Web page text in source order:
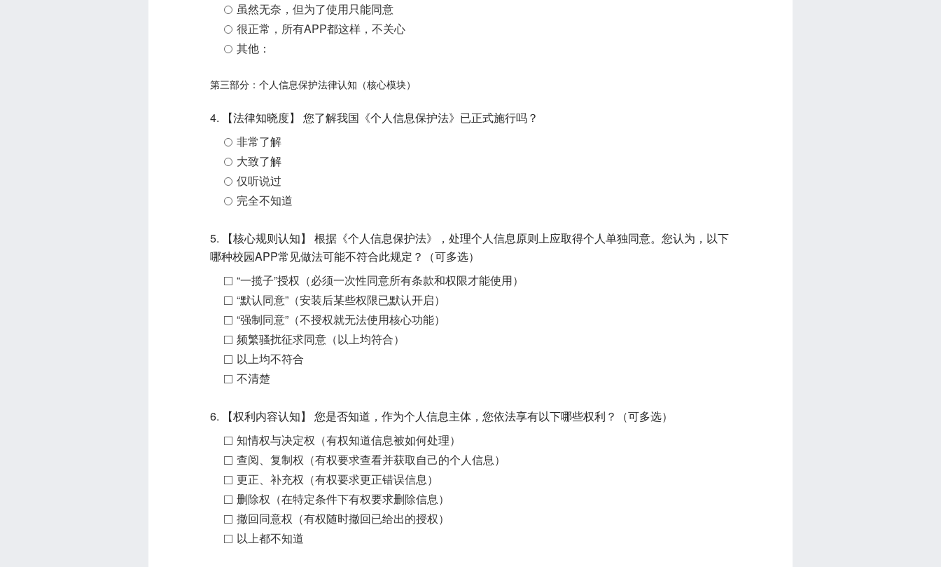
虽然无奈，但为了使用只能同意
很正常，所有APP都这样，不关心
其他：
第三部分：个人信息保护法律认知（核心模块）
4. 【法律知晓度】 您了解我国《个人信息保护法》已正式施行吗？
非常了解
大致了解
仅听说过
完全不知道
5. 【核心规则认知】 根据《个人信息保护法》，处理个人信息原则上应取得个人单独同意。您认为，以下
哪种校园APP常见做法可能不符合此规定？（可多选）
“一揽子”授权（必须一次性同意所有条款和权限才能使用）
“默认同意”（安装后某些权限已默认开启）
“强制同意”（不授权就无法使用核心功能）
频繁骚扰征求同意（以上均符合）
以上均不符合
不清楚
6. 【权利内容认知】 您是否知道，作为个人信息主体，您依法享有以下哪些权利？（可多选）
知情权与决定权（有权知道信息被如何处理）
查阅、复制权（有权要求查看并获取自己的个人信息）
更正、补充权（有权要求更正错误信息）
删除权（在特定条件下有权要求删除信息）
撤回同意权（有权随时撤回已给出的授权）
以上都不知道